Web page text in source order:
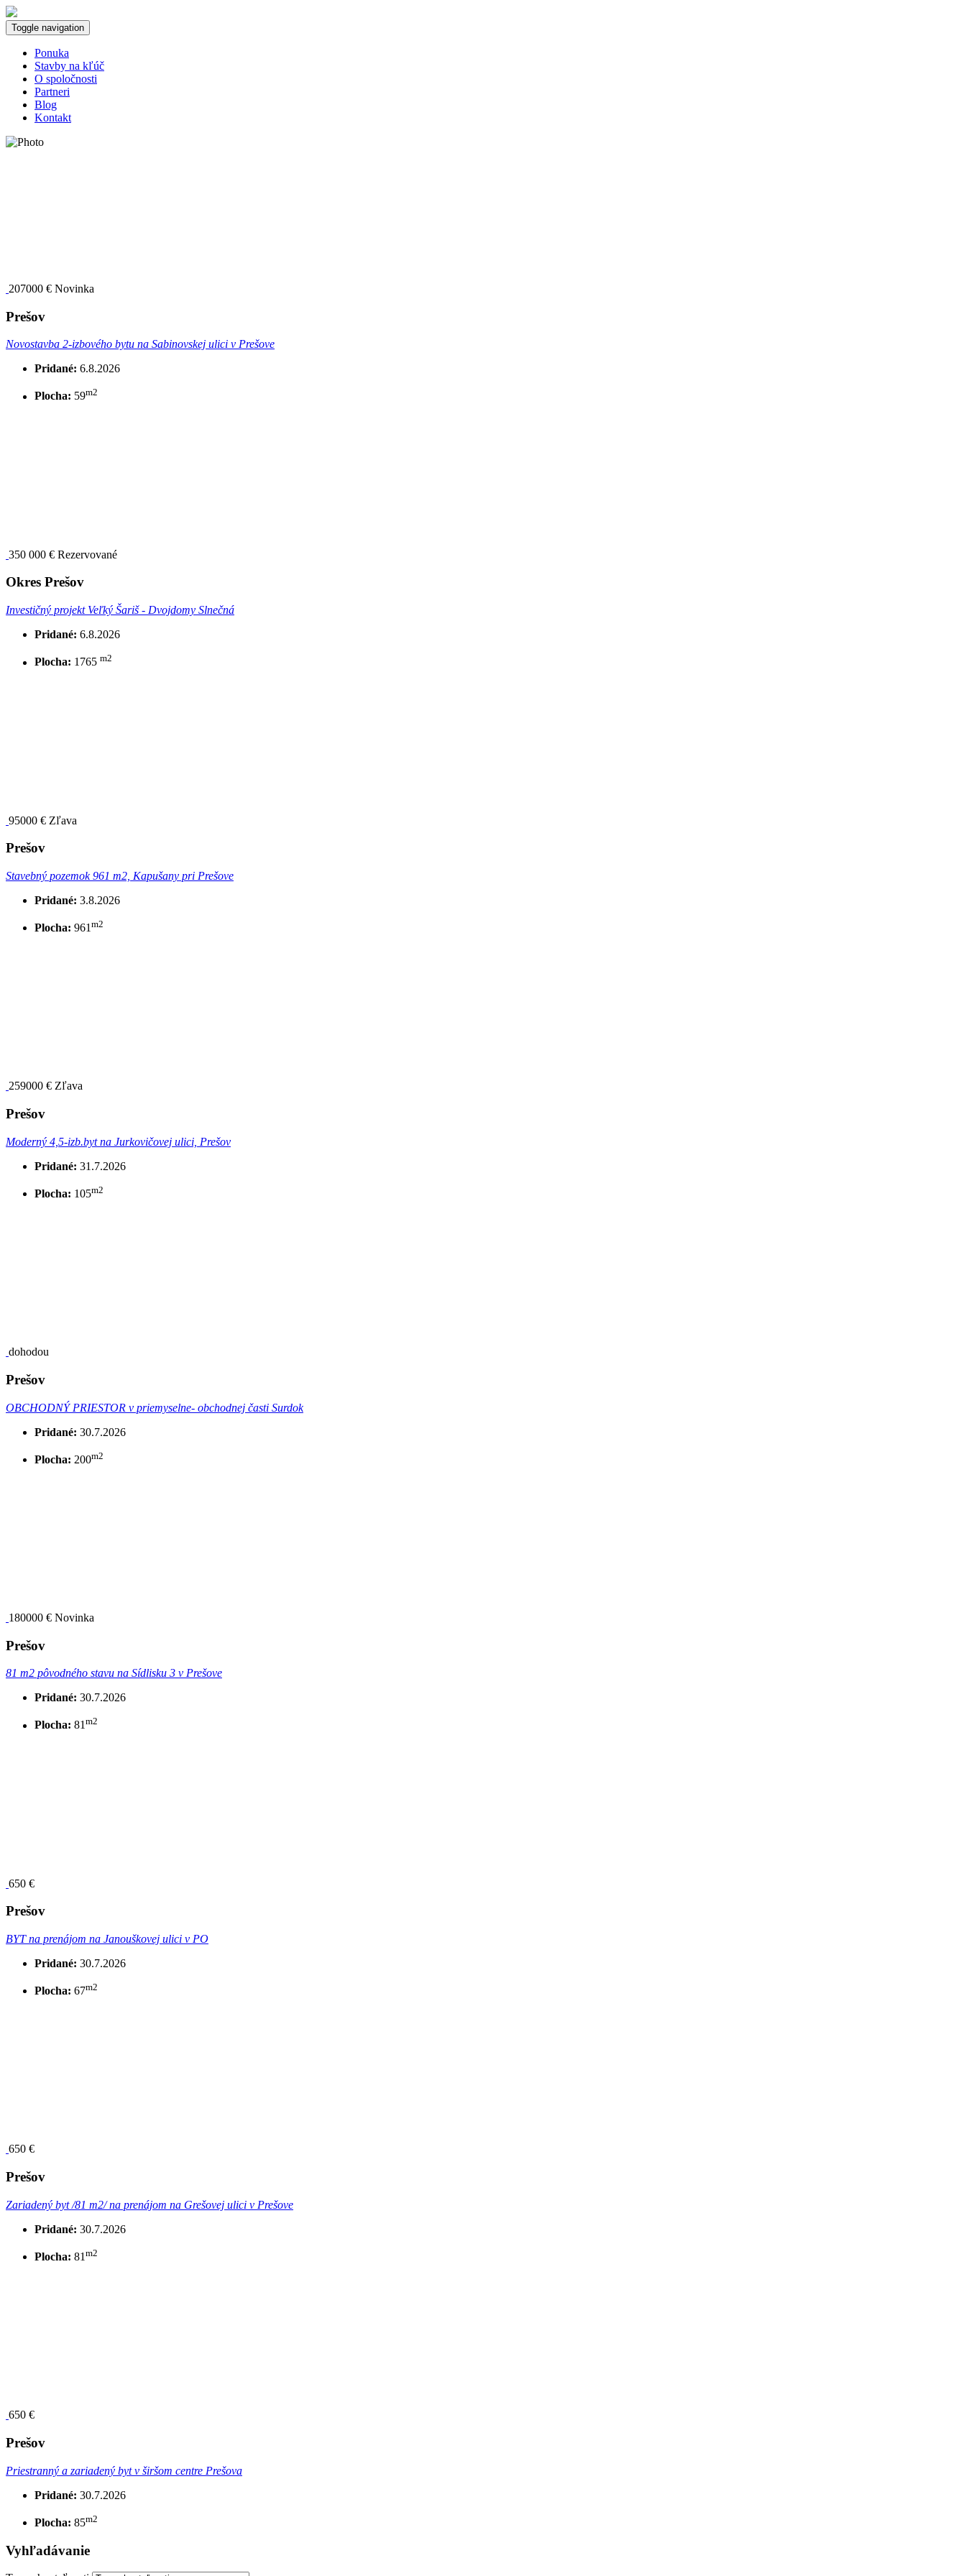
Toggle navigation
Ponuka
Stavby na kľúč
O spoločnosti
Partneri
Blog
Kontakt
207000 € Novinka
Prešov
Novostavba 2-izbového bytu na Sabinovskej ulici v Prešove
Pridané: 6.8.2026
Plocha: 59m2
350 000 € Rezervované
Okres Prešov
Investičný projekt Veľký Šariš - Dvojdomy Slnečná
Pridané: 6.8.2026
Plocha: 1765 m2
95000 € Zľava
Prešov
Stavebný pozemok 961 m2, Kapušany pri Prešove
Pridané: 3.8.2026
Plocha: 961 m2
259000 € Zľava
Prešov
Moderný 4,5-izb.byt na Jurkovičovej ulici, Prešov
Pridané: 31.7.2026
Plocha: 105m2
dohodou
Prešov
OBCHODNÝ PRIESTOR v priemyselne- obchodnej časti Surdok
Pridané: 30.7.2026
Plocha: 200m2
180000 € Novinka
Prešov
81 m2 pôvodného stavu na Sídlisku 3 v Prešove
Pridané: 30.7.2026
Plocha: 81m2
650 €
Prešov
BYT na prenájom na Janouškovej ulici v PO
Pridané: 30.7.2026
Plocha: 67m2
650 €
Prešov
Zariadený byt /81 m2/ na prenájom na Grešovej ulici v Prešove
Pridané: 30.7.2026
Plocha: 81 m2
650 €
Prešov
Priestranný a zariadený byt v širšom centre Prešova
Pridané: 30.7.2026
Plocha: 85m2
Vyhľadávanie